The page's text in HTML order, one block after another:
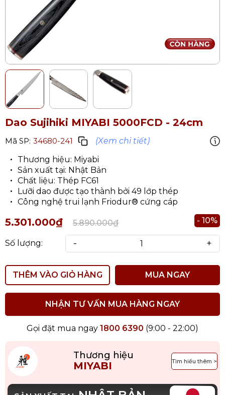
Dao Sujihiki MIYABI 5000FCD - 24cm
Mã SP: 34680-241
(Xem chi tiết)
Thương hiệu: Miyabi
Sản xuất tại: Nhật Bản
Chất liệu: Thép FC61
Lưỡi dao được tạo thành bởi 49 lớp thép
Công nghệ trui lạnh Friodur® cứng cáp
5.301.000₫ 5.890.000₫ - 10%
Số lượng: - +
THÊM VÀO GIỎ HÀNG MUA NGAY
NHẬN TƯ VẤN MUA HÀNG NGAY
Gọi đặt mua ngay 1800 6390 (9:00 - 22:00)
Thương hiệu
MIYABI Tìm hiểu thêm >